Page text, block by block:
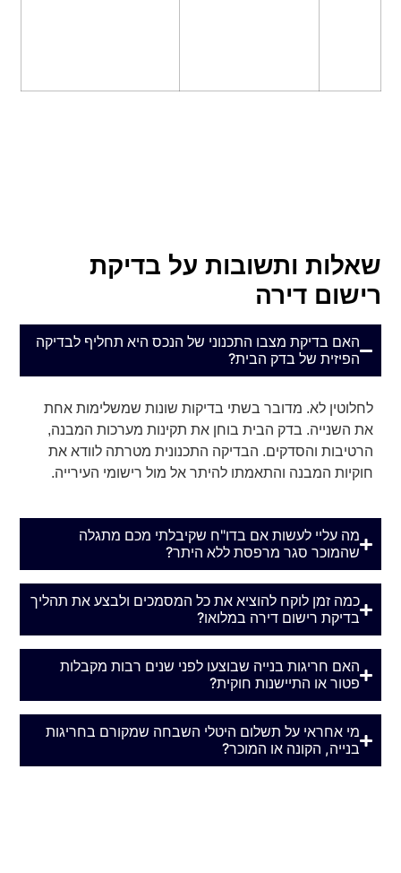
שאלות ותשובות על בדיקת
רישום דירה
האם בדיקת מצבו התכנוני של הנכס היא תחליף לבדיקה
הפיזית של בדק הבית?
לחלוטין לא. מדובר בשתי בדיקות שונות שמשלימות אחת
את השנייה. בדק הבית בוחן את תקינות מערכות המבנה,
הרטיבות והסדקים. הבדיקה התכנונית מטרתה לוודא את
חוקיות המבנה והתאמתו להיתר אל מול רישומי העירייה.
מה עליי לעשות אם בדו"ח שקיבלתי מכם מתגלה
שהמוכר סגר מרפסת ללא היתר?
כמה זמן לוקח להוציא את כל המסמכים ולבצע את תהליך
בדיקת רישום דירה במלואו?
האם חריגות בנייה שבוצעו לפני שנים רבות מקבלות
פטור או התיישנות חוקית?
מי אחראי על תשלום היטלי השבחה שמקורם בחריגות
בנייה, הקונה או המוכר?